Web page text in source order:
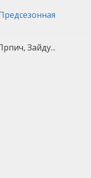
Зайду...